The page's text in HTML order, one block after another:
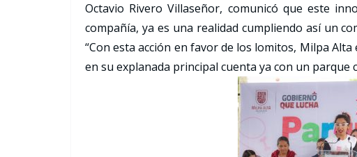
Octavio Rivero Villaseñor, comunicó que este
compañía, ya es una realidad cumpliendo así un
“Con esta acción en favor de los lomitos, Milpa Alta
en su explanada principal cuenta ya con un parque